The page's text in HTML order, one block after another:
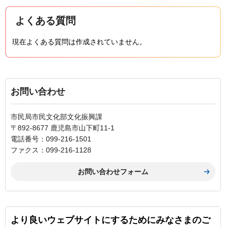
よくある質問
現在よくある質問は作成されていません。
お問い合わせ
市民局市民文化部文化振興課
〒892-8677 鹿児島市山下町11-1
電話番号：099-216-1501
ファクス：099-216-1128
より良いウェブサイトにするためにみなさまのご